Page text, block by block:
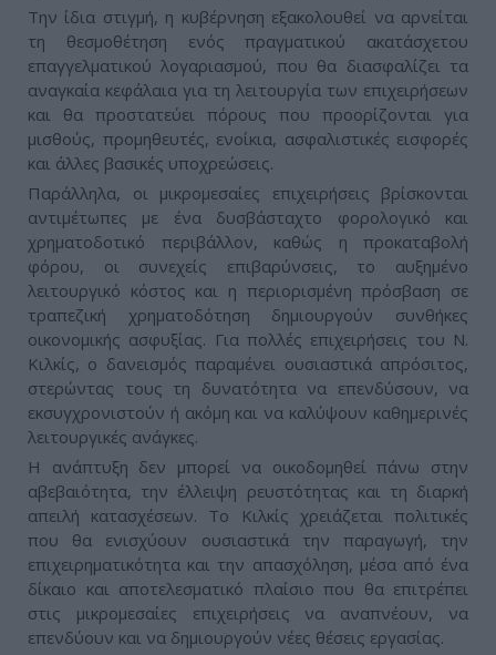
Την ίδια στιγμή, η κυβέρνηση εξακολουθεί να αρνείται
τη θεσμοθέτηση ενός πραγματικού ακατάσχετου
επαγγελματικού λογαριασμού, που θα διασφαλίζει τα
αναγκαία κεφάλαια για τη λειτουργία των επιχειρήσεων
και θα προστατεύει πόρους που προορίζονται για
μισθούς, προμηθευτές, ενοίκια, ασφαλιστικές εισφορές
και άλλες βασικές υποχρεώσεις.
Παράλληλα, οι μικρομεσαίες επιχειρήσεις βρίσκονται
αντιμέτωπες με ένα δυσβάσταχτο φορολογικό και
χρηματοδοτικό περιβάλλον, καθώς η προκαταβολή
φόρου, οι συνεχείς επιβαρύνσεις, το αυξημένο
λειτουργικό κόστος και η περιορισμένη πρόσβαση σε
τραπεζική χρηματοδότηση δημιουργούν συνθήκες
οικονομικής ασφυξίας. Για πολλές επιχειρήσεις του Ν.
Κιλκίς, ο δανεισμός παραμένει ουσιαστικά απρόσιτος,
στερώντας τους τη δυνατότητα να επενδύσουν, να
εκσυγχρονιστούν ή ακόμη και να καλύψουν καθημερινές
λειτουργικές ανάγκες.
Η ανάπτυξη δεν μπορεί να οικοδομηθεί πάνω στην
αβεβαιότητα, την έλλειψη ρευστότητας και τη διαρκή
απειλή κατασχέσεων. Το Κιλκίς χρειάζεται πολιτικές
που θα ενισχύουν ουσιαστικά την παραγωγή, την
επιχειρηματικότητα και την απασχόληση, μέσα από ένα
δίκαιο και αποτελεσματικό πλαίσιο που θα επιτρέπει
στις μικρομεσαίες επιχειρήσεις να αναπνέουν, να
επενδύουν και να δημιουργούν νέες θέσεις εργασίας.